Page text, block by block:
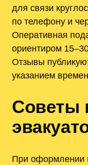
для связи
по телефону и
Оперативная
ориентиром
Отзывы
указанием
Советы
При оформлении